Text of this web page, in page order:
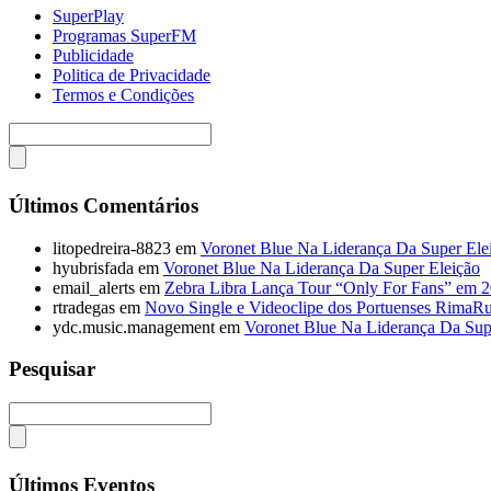
SuperPlay
Programas SuperFM
Publicidade
Politica de Privacidade
Termos e Condições
Últimos Comentários
litopedreira-8823 em Voronet Blue Na Liderança Da Super
hyubrisfada em Voronet Blue Na Liderança Da Super Eleição
email_alerts em Zebra Libra Lança Tour “Only For Fans” em
rtradegas em Novo Single e Videoclipe dos Portuenses
ydc.music.management em Voronet Blue Na Liderança Da
Pesquisar
Últimos Eventos